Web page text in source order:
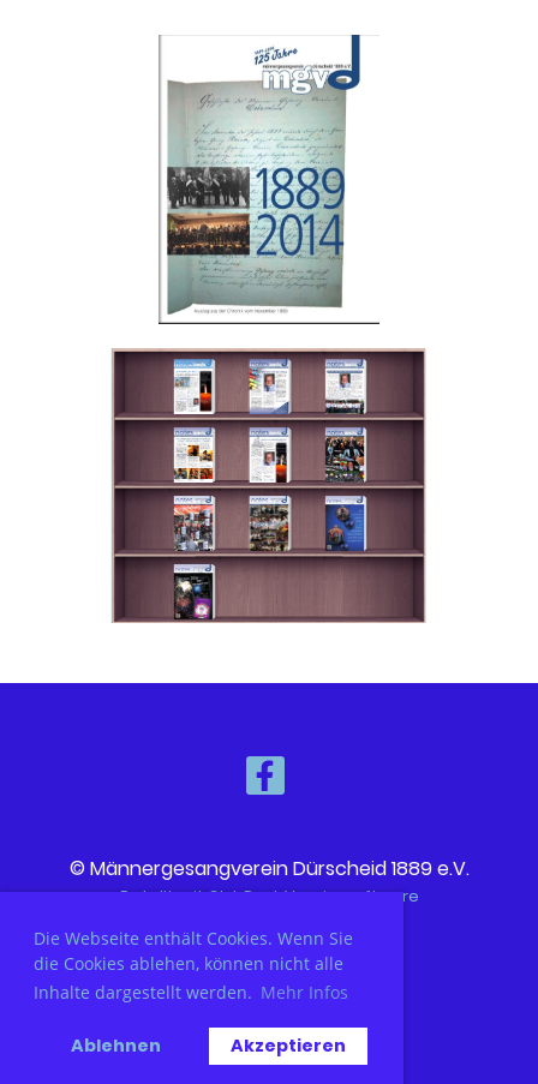
Die Webseite enthält Cookies. Wenn Sie
die Cookies ablehen, können nicht alle
Inhalte dargestellt werden. Mehr Infos
Ablehnen Akzeptieren
© Männergesangverein Dürscheid 1889 e.V.
Erstellt mit ClubDesk Vereinssoftware
Impressum